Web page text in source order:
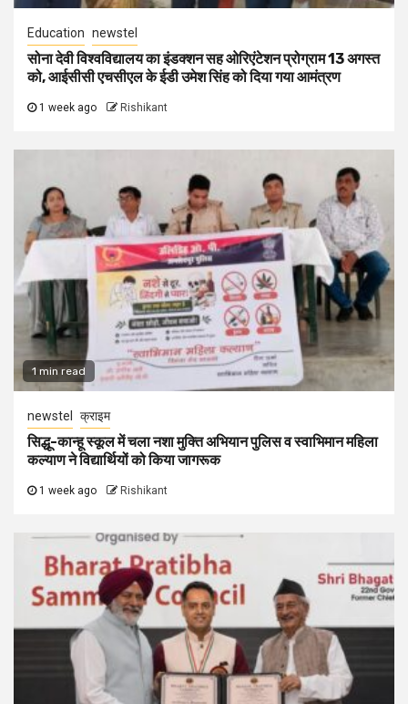
Education newstel
सोना देवी विश्वविद्यालय का इंडक्शन सह ओरिएंटेशन प्रोग्राम 13 अगस्त
को, आईसीसी एचसीएल के ईडी उमेश सिंह को दिया गया आमंत्रण
1 week ago Rishikant
1 min read
newstel क्राइम
सिद्धू-कान्हू स्कूल में चला नशा मुक्ति अभियान पुलिस व स्वाभिमान महिला
कल्याण ने विद्यार्थियों को किया जागरूक
1 week ago Rishikant